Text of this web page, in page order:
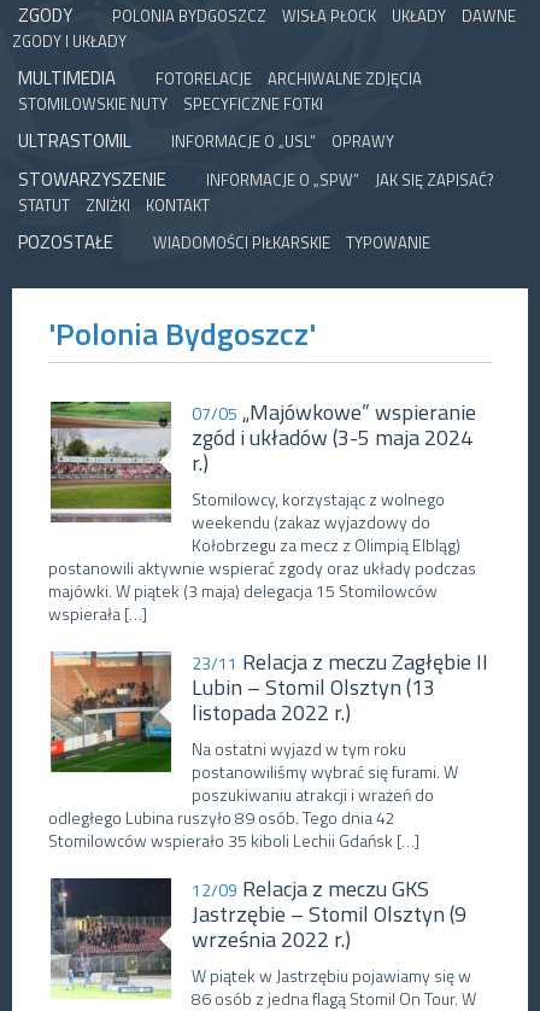
ZGODY POLONIA BYDGOSZCZ WISŁA PŁOCK UKŁADY
DAWNE
ZGODY I UKŁADY
MULTIMEDIA FOTORELACJE
ARCHIWALNE ZDJĘCIA
STOMILOWSKIE NUTY
SPECYFICZNE FOTKI
ULTRASTOMIL INFORMACJE O „USL” OPRAWY
STOWARZYSZENIE INFORMACJE O „SPW”
JAK SIĘ ZAPISAĆ?
STATUT
ZNIŻKI KONTAKT
POZOSTAŁE WIADOMOŚCI PIŁKARSKIE TYPOWANIE
'Polonia Bydgoszcz'
07/05 „Majówkowe” wspieranie
zgód i układów (3-5 maja 2024
r.)
Stomilowcy, korzystając z wolnego
weekendu (zakaz wyjazdowy do
Kołobrzegu za mecz z Olimpią Elbląg)
postanowili aktywnie wspierać zgody oraz układy podczas
majówki. W piątek (3 maja) delegacja 15 Stomilowców
wspierała […]
23/11 Relacja z meczu Zagłębie II
Lubin – Stomil Olsztyn (13
listopada 2022 r.)
Na ostatni wyjazd w tym roku
postanowiliśmy wybrać się furami. W
poszukiwaniu atrakcji i wrażeń do
odległego Lubina ruszyło 89 osób. Tego dnia 42
Stomilowców wspierało 35 kiboli Lechii Gdańsk […]
12/09 Relacja z meczu GKS
Jastrzębie – Stomil Olsztyn (9
września 2022 r.)
W piątek w Jastrzębiu pojawiamy się w
86 osób z jedna flagą Stomil On Tour. W